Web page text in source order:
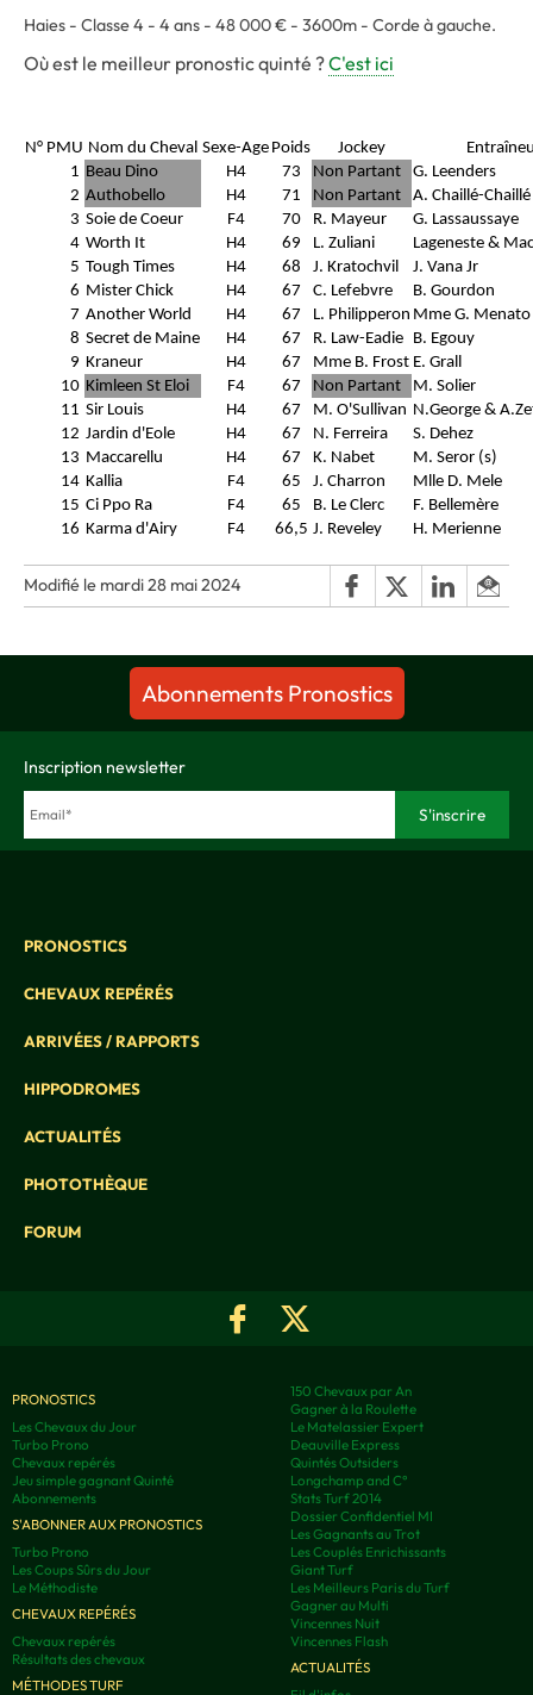
Haies - Classe 4 - 4 ans - 48 000 € - 3600m - Corde à gauche.
Où est le meilleur pronostic quinté ?C'est ici
N° PMU Nom du Cheval Sexe-Age Poids Jockey
1 Beau Dino H4 73 Non Partant
G. Leenders
2 Authobello H4 71 Non Partant
A. Chaillé-Chaillé
3 Soie de Coeur F4 70 R. Mayeur
G. Lassaussaye
4 Worth It H4 69 L. Zuliani
Lageneste &
5 Tough Times H4 68 J. Kratochvil
J. Vana Jr
6 Mister Chick H4 67 C. Lefebvre
B. Gourdon
7 Another World H4 67 L. Philipperon Mme G. Menato
8 Secret de Maine H4 67 R. Law-Eadie B. Egouy
9 Kraneur H4 67 Mme B. Frost E. Grall
10 Kimleen St Eloi F4 67 Non Partant
M. Solier
11 Sir Louis H4 67 M. O'Sullivan N.George &
12 Jardin d'Eole H4 67 N. Ferreira
S. Dehez
13 Maccarellu H4 67 K. Nabet
M. Seror (s)
14 Kallia F4 65 J. Charron
Mlle D. Mele
15 Ci Ppo Ra F4 65 B. Le Clerc
F. Bellemère
16 Karma d'Airy F4 66,5 J. Reveley H. Merienne
Modifié le mardi 28 mai 2024
Abonnements Pronostics
Inscription newsletter
PRONOSTICS
CHEVAUX REPÉRÉS
ARRIVÉES / RAPPORTS
HIPPODROMES
ACTUALITÉS
PHOTOTHÈQUE
FORUM
PRONOSTICS
Les Chevaux du Jour
Turbo Prono
Chevaux repérés
Jeu simple gagnant Quinté
Abonnements
S'ABONNER AUX PRONOSTICS
Turbo Prono
Les Coups Sûrs du Jour
Le Méthodiste
CHEVAUX REPÉRÉS
Chevaux repérés
Résultats des chevaux
MÉTHODES TURF
150 Chevaux par An
Gagner à la Roulette
Le Matelassier Expert
Deauville Express
Quintés Outsiders
Longchamp and C°
Stats Turf 2014
Dossier Confidentiel MI
Les Gagnants au Trot
Les Couplés Enrichissants
Giant Turf
Les Meilleurs Paris du Turf
Gagner au Multi
Vincennes Nuit
Vincennes Flash
ACTUALITÉS